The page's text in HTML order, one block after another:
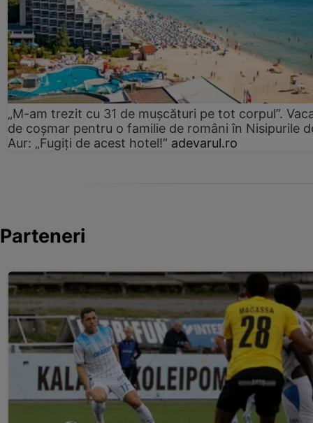
„M-am trezit cu 31 de mușcături pe tot corpul”.
de coșmar pentru o familie de români în Nisipurile
Aur: „Fugiți de acest hotel!” adevarul.ro
Parteneri